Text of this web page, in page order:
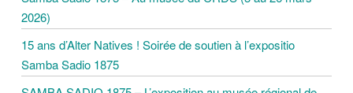
T
I
2026)
15 ans d’Alter Natives ! Soirée de soutien à l’expositio
Samba Sadio 1875